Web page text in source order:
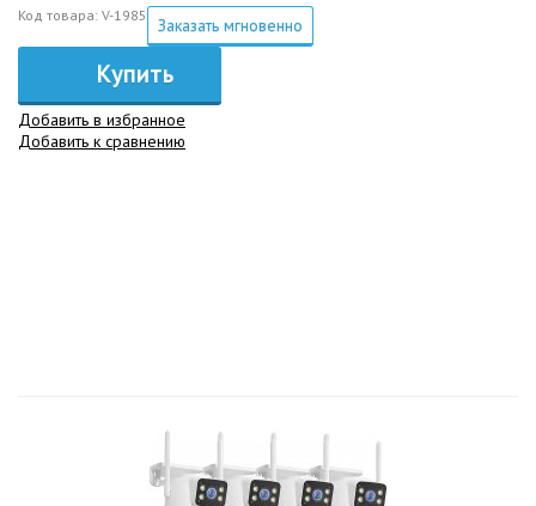
Код товара: V-1985 Заказать мгновенно
Купить
Добавить в избранное
Добавить к сравнению